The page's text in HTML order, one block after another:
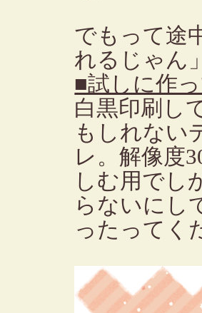
でもって途
れるじゃん
■試しに作
白黒印刷し
もしれない
レ。解像度
しむ用でし
らないにし
ったってく